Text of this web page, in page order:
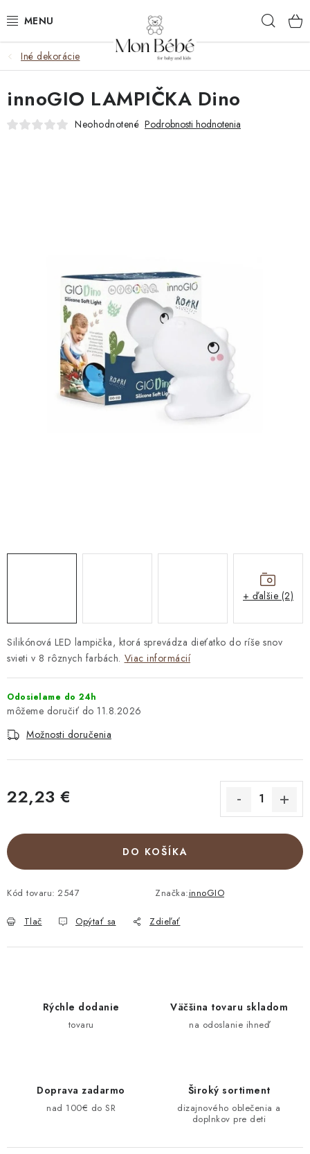
na
ZĽAVY
OBLEČENIE
VÝBAVA
DARČEKOVÉ BOXY
Všeobecné obchodné podmienky
Blog
Reklamačný poriadok
Podmienky ochrany osobných údajov a poučenie o cookies
Reklamačný formulár
Iné dekorácie
Silikónová LED lampička, ktorá sprevádza dieťatko do ríše snov
svieti v 8 rôznych farbách. Viac informácií
Odosielame do 24h
11.8.2026
Možnosti doručenia
22,23 €
DO KOŠÍKA
Kód tovaru: 2547 Značka:innoGIO
Tlač Opýtať sa Zdieľať
innoGIO LAMPIČKA Dino
Neohodnotené Podrobnosti hodnotenia
+ ďalšie (2)
Rýchle dodanie
tovaru
Väčšina tovaru skladom
na odoslanie ihneď
Doprava zadarmo
nad 100€ do SR
Široký sortiment
dizajnového oblečenia a
doplnkov pre deti